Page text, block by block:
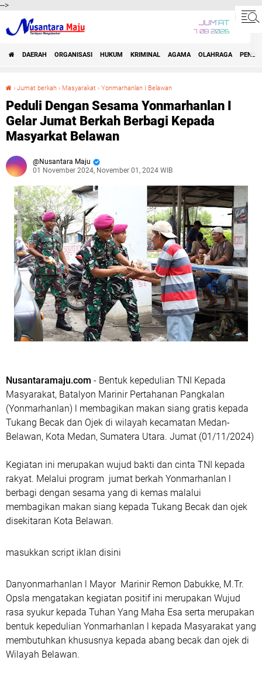
-->
JUM'AT
7 08 2026
DAERAH ORGANISASI HUKUM KRIMINAL AGAMA OLAHRAGA
› Jumat berkah › Masyarakat › Yonmarhanlan I Belawan
Peduli Dengan Sesama Yonmarhanlan I
Gelar Jumat Berkah Berbagi Kepada
Masyarkat Belawan
Nusantara Maju
01 November 2024, November 01, 2024 WIB
Nusantaramaju.com - Bentuk kepedulian TNI Kepada
Masyarakat, Batalyon Marinir Pertahanan Pangkalan
(Yonmarhanlan) l membagikan makan siang gratis kepada
Tukang Becak dan Ojek di wilayah kecamatan Medan-
Belawan, Kota Medan, Sumatera Utara. Jumat (01/11/2024)
Kegiatan ini merupakan wujud bakti dan cinta TNI kepada
rakyat. Melalui program jumat berkah Yonmarhanlan l
berbagi dengan sesama yang di kemas malalui
membagikan makan siang kepada Tukang Becak dan ojek
disekitaran Kota Belawan.
masukkan script iklan disini
Danyonmarhanlan l Mayor Marinir Remon Dabukke, M.Tr.
Opsla mengatakan kegiatan positif ini merupakan Wujud
rasa syukur kepada Tuhan Yang Maha Esa serta merupakan
bentuk kepedulian Yonmarhanlan l kepada Masyarakat yang
membutuhkan khususnya kepada abang becak dan ojek di
Wilayah Belawan.